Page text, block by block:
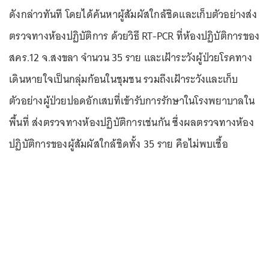
ดังกล่าวทันที โดยได้ค้นหาผู้สัมผัสใกล้ชิดและเก็บตัวอย่างส่ง
ตรวจทางห้องปฏิบัติการ ด้วยวิธี RT-PCR ที่ห้องปฏิบัติการของ
สคร.12 จ.สงขลา จำนวน 35 ราย และเฝ้าระวังผู้ป่วยโรคทาง
เดินหายใจเป็นกลุ่มก้อนในชุมชน รวมถึงเฝ้าระวังและเก็บ
ตัวอย่างผู้ป่วยปอดอักเสบที่เข้ารับการรักษาในโรงพยาบาลใน
พื้นที่ ส่งตรวจทางห้องปฏิบัติการเช่นกัน ซึ่งผลตรวจทางห้อง
ปฏิบัติการของผู้สัมผัสใกล้ชิดทั้ง 35 ราย คือไม่พบเชื้อ